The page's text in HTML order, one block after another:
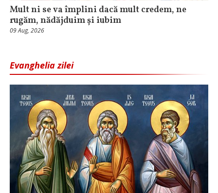
Mult ni se va împlini dacă mult credem, ne
rugăm, nădăjduim și iubim
09 Aug, 2026
Evanghelia zilei